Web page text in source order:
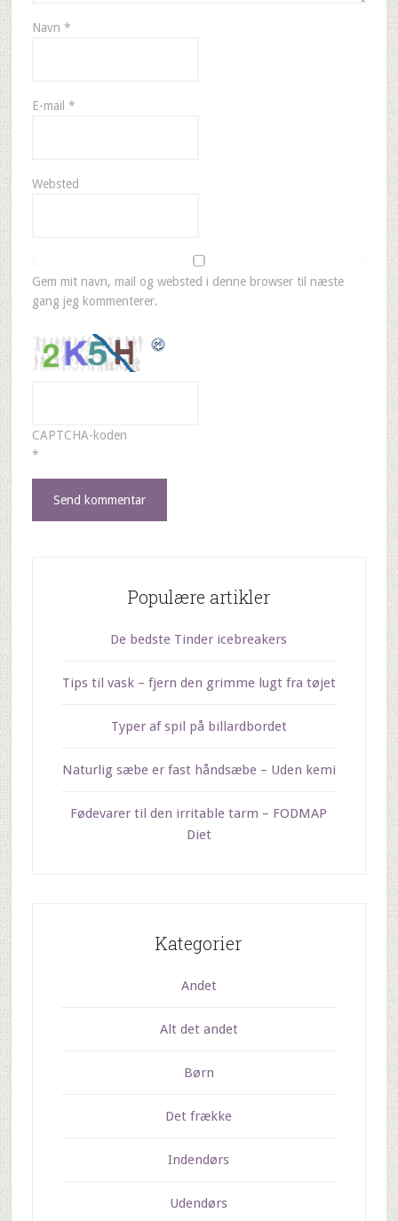
Navn *
E-mail *
Websted
Gem mit navn, mail og websted i denne browser til næste
gang jeg kommenterer.
CAPTCHA-koden
*
Populære artikler
De bedste Tinder icebreakers
Tips til vask – fjern den grimme lugt fra tøjet
Typer af spil på billardbordet
Naturlig sæbe er fast håndsæbe – Uden kemi
Fødevarer til den irritable tarm – FODMAP
Diet
Kategorier
Andet
Alt det andet
Børn
Det frække
Indendørs
Udendørs